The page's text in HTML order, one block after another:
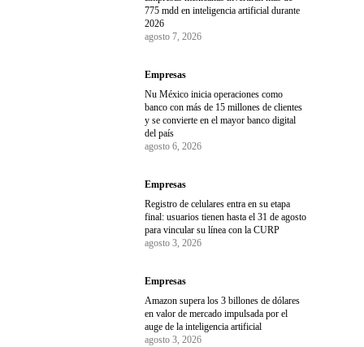
775 mdd en inteligencia artificial durante
2026
agosto 7, 2026
Empresas
Nu México inicia operaciones como
banco con más de 15 millones de clientes
y se convierte en el mayor banco digital
del país
agosto 6, 2026
Empresas
Registro de celulares entra en su etapa
final: usuarios tienen hasta el 31 de agosto
para vincular su línea con la CURP
agosto 3, 2026
Empresas
Amazon supera los 3 billones de dólares
en valor de mercado impulsada por el
auge de la inteligencia artificial
agosto 3, 2026